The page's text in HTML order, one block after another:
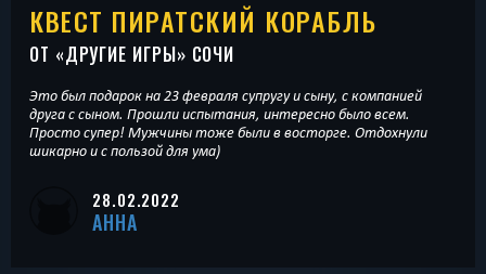
КВЕСТ ПИРАТСКИЙ КОРАБЛЬ
ОТ «ДРУГИЕ ИГРЫ» СОЧИ
Это был подарок на 23 февраля супругу и сыну, с компанией
друга с сыном. Прошли испытания, интересно было всем.
Просто супер! Мужчины тоже были в восторге. Отдохнули
шикарно и с пользой для ума)
28.02.2022
АННА